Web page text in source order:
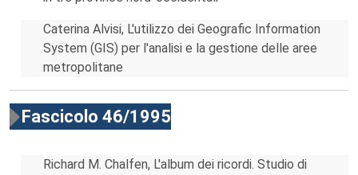
Caterina Alvisi, L'utilizzo dei Geografic Information
System (GIS) per l'analisi e la gestione delle aree
metropolitane
Fascicolo 46/1995
Richard M. Chalfen, L'album dei ricordi. Studio di